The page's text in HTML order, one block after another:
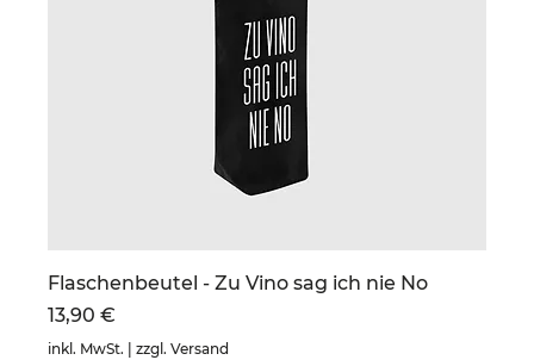
Flaschenbeutel - Zu Vino sag ich nie No
Preis
13,90 €
inkl. MwSt. zzgl. Versand